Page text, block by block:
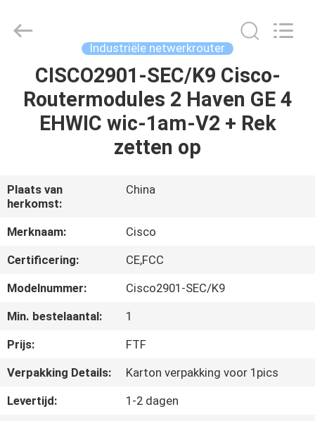
HUIS
PRODUCTEN
OVER
ONS
FABRIEKSTOCHT
KWALITEITSCONTROLE
NEEM
CONTACT
Ltd..
Industriële netwerkrouter
CISCO2901-SEC/K9 Cisco-
Routermodules 2 Haven GE 4
EHWIC wic-1am-V2 + Rek
zetten op
Plaats van
herkomst:
China
Merknaam:
Cisco
Certificering:
CE,FCC
Modelnummer:
Cisco2901-SEC/K9
Min. bestelaantal:
1
Prijs:
FTF
Verpakking Details:
Karton verpakking voor 1pics
Levertijd:
1-2 dagen